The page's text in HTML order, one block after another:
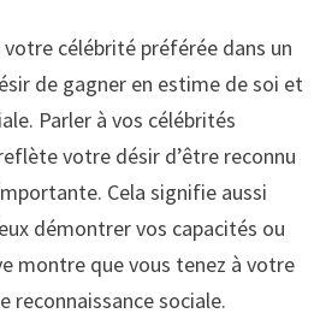
célébrité préférée dans un
de gagner en estime de soi et
Parler à vos célébrités
votre désir d’être reconnu
Cela signifie aussi
démontrer vos capacités ou
montre que vous tenez à votre
reconnaissance sociale.